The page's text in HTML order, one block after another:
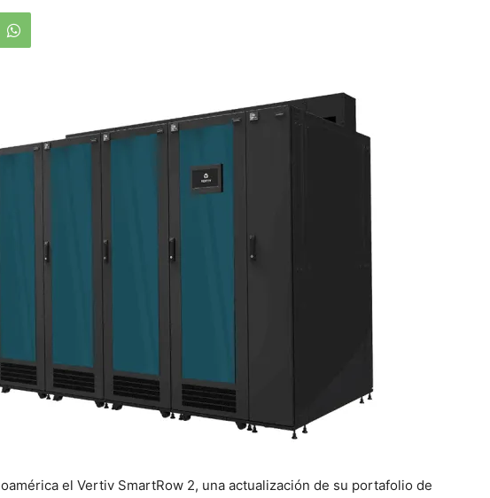
el Vertiv SmartRow 2, una actualización de su portafolio de